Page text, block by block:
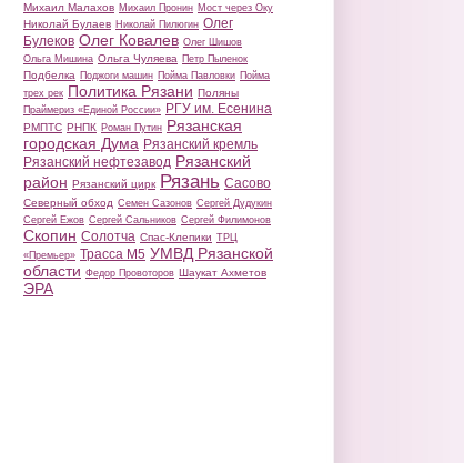
Михаил Малахов Михаил Пронин Мост через Оку
Николай Булаев Николай Пилюгин Олег
Булеков Олег Ковалев Олег Шишов
Ольга Мишина Ольга Чуляева Петр Пыленок
Подбелка Поджоги машин Пойма Павловки Пойма
трех рек Политика Рязани Поляны
Праймериз «Единой России» РГУ им. Есенина
РМПТС РНПК Роман Путин Рязанская
городская Дума Рязанский кремль
Рязанский нефтезавод Рязанский
район Рязанский цирк Рязань Сасово
Северный обход Семен Сазонов Сергей Дудукин
Сергей Ежов Сергей Сальников Сергей Филимонов
Скопин Солотча Спас-Клепики ТРЦ
«Премьер» Трасса М5 УМВД Рязанской
области Федор Провоторов Шаукат Ахметов
ЭРА